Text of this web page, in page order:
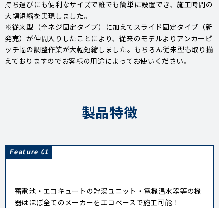
持ち運びにも便利なサイズで誰でも簡単に設置でき、施工時間の
大幅短縮を実現しました。
※従来型（全ネジ固定タイプ）に加えてスライド固定タイプ（新
発売）が仲間入りしたことにより、従来のモデルよりアンカーピ
ッチ幅の調整作業が大幅短縮しました。もちろん従来型も取り揃
えておりますのでお客様の用途によってお使いください。
製品特徴
Feature 01
蓄電池・エコキュートの貯湯ユニット・電機温水器等の機
器はほぼ全てのメーカーをエコベースで施工可能！